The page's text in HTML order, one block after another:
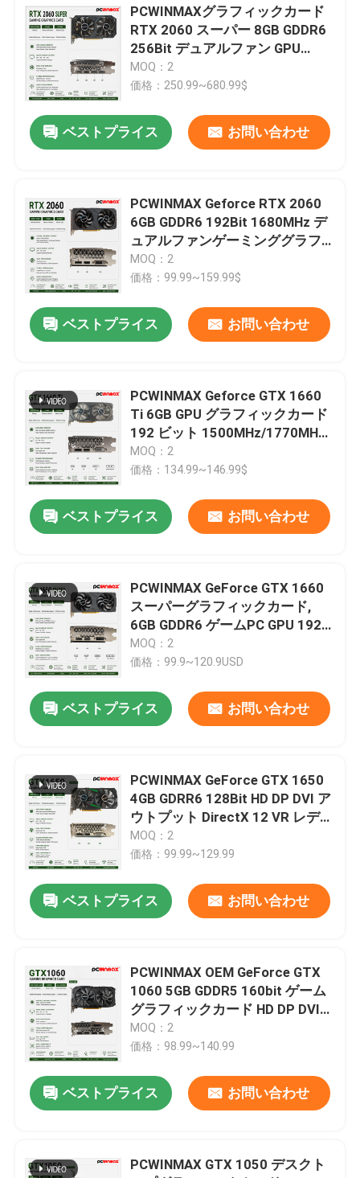
プロダクト
ビデオ
私達について
品質管理
私達に連絡しなさい
引用を要求しなさい
マイニング グラフィック カード
ゲーミングマザーボード
ラップトップ RAM メモリ
マルチディスプレイ グラフィックス カード
MXM グラフィックカード
デスクトップのランダム アクセス メモリ
ITXマザーボード
PCWINMAXグラフィックカード
RTX 2060 スーパー 8GB GDDR6
256Bit デュアルファン GPU
HD+3DPレイトレーシング ゲー
ムPC用 OEM卸売
MOQ：2
価格：250.99~680.99$
ベストプライス お問い合わせ
PCWINMAX Geforce RTX 2060
6GB GDDR6 192Bit 1680MHz デ
ュアルファンゲーミンググラフ
ィックカード HD/DP/DVI デスク
トップ・コンピュータ向け
MOQ：2
価格：99.99~159.99$
ベストプライス お問い合わせ
PCWINMAX Geforce GTX 1660
Ti 6GB GPU グラフィックカード
192 ビット 1500MHz/1770MHz
HD DP DVI 14Gbps メモリ
MOQ：2
価格：134.99~146.99$
ベストプライス お問い合わせ
PCWINMAX GeForce GTX 1660
スーパーグラフィックカード,
6GB GDDR6 ゲームPC GPU 192
ビット ビデオカード PCIe 3.0
x16 1660S ゲームカード
MOQ：2
価格：99.9~120.9USD
ベストプライス お問い合わせ
PCWINMAX GeForce GTX 1650
4GB GDRR6 128Bit HD DP DVI ア
ウトプット DirectX 12 VR レディ
OC グラフィックカード
MOQ：2
価格：99.99~129.99
ベストプライス お問い合わせ
PCWINMAX OEM GeForce GTX
1060 5GB GDDR5 160bit ゲーム
グラフィックカード HD DP DVI出
力ビデオカード付きデュアルフ
ァン
MOQ：2
価格：98.99~140.99
ベストプライス お問い合わせ
PCWINMAX GTX 1050 デスクト